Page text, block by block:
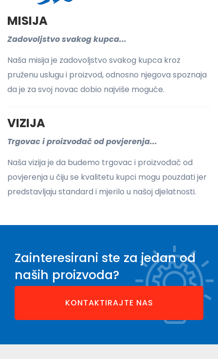
MISIJA
Zadovoljstvo svakog kupca...
Naša misija je zadovoljstvo svakog kupca kroz
pruženu uslugu i proizvod, odnosno njegova spoznaja
da je za svoj novac dobio najviše moguće.
VIZIJA
Trgovac i proizvođač od povjerenja...
Naša vizija je da budemo trgovac i proizvođač od
povjerenja u čiju se kvalitetu kupci mogu pouzdati jer
predstavljaju standard i mjerilo u našoj djelatnosti.
Zainteresirani ste za jedan od
naših proizvoda?
KONTAKTIRAJTE NAS